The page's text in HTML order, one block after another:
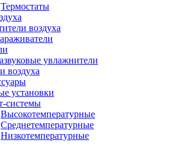
Термостаты
воздуха
увлажнители
воздуха
установки
системы
Высокотемпературные
Среднетемпературные
Низкотемпературные